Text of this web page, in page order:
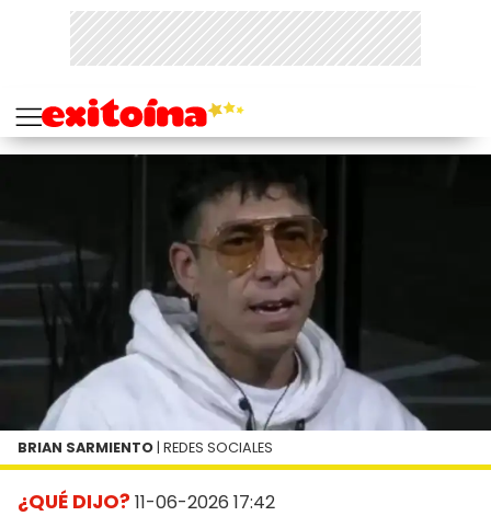
¿QUÉ DIJO? 11-06-2026 17:42
BRIAN SARMIENTO | REDES SOCIALES